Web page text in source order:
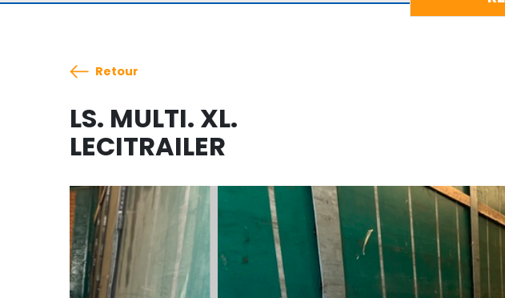
Retour
LS. MULTI. XL.
LECITRAILER